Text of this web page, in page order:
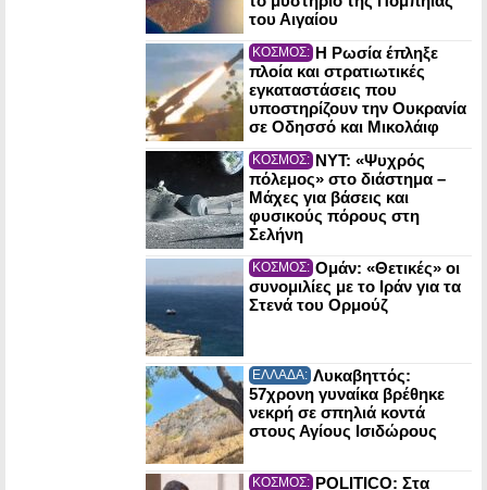
του Αιγαίου
ΚΟΣΜΟΣ: Η Ρωσία έπληξε
πλοία και στρατιωτικές
εγκαταστάσεις που
υποστηρίζουν την Ουκρανία
σε Οδησσό και Μικολάιφ
ΚΟΣΜΟΣ: NYT: «Ψυχρός
πόλεμος» στο διάστημα –
Μάχες για βάσεις και
φυσικούς πόρους στη
Σελήνη
ΚΟΣΜΟΣ: Ομάν: «Θετικές» οι
συνομιλίες με το Ιράν για τα
Στενά του Ορμούζ
ΕΛΛΑΔΑ: Λυκαβηττός:
57χρονη γυναίκα βρέθηκε
νεκρή σε σπηλιά κοντά
στους Αγίους Ισιδώρους
ΚΟΣΜΟΣ: POLITICO: Στα